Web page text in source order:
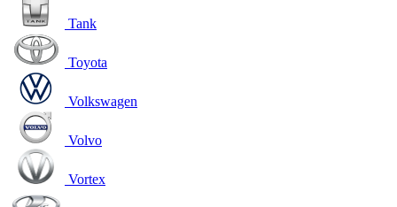
Tank
Toyota
Volkswagen
Volvo
Vortex